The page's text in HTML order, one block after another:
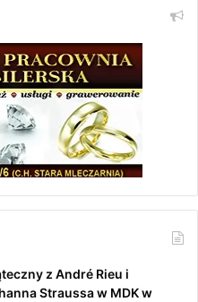
z André Rieu i
Straussa w MDK w